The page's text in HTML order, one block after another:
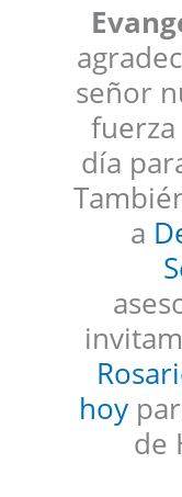
señor
fuerza
día
a
hoy
de